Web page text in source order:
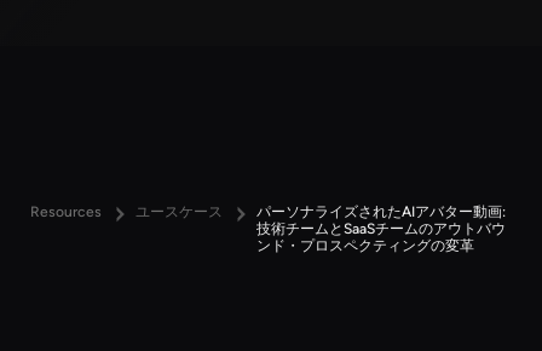
Resources ユースケース
パーソナライズされたAIアバター動画:
技術チームとSaaSチームのアウトバウ
ンド・プロスペクティングの変革